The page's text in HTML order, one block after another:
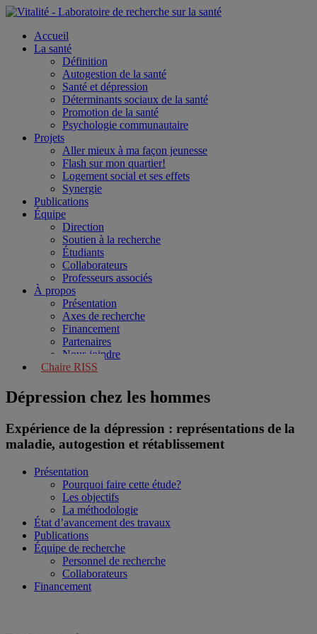
Accueil
La santé
Définition
Autogestion de la santé
Santé et dépression
Déterminants sociaux de la santé
Promotion de la santé
Psychologie communautaire
Projets
Aller mieux à ma façon jeunesse
Flash sur mon quartier!
Logement social et ses effets
Synergie
Publications
Équipe
Direction
Soutien à la recherche
Étudiants
Collaborateurs
Professeurs associés
À propos
Présentation
Axes de recherche
Financement
Partenaires
Nous joindre
Chaire RISS
Dépression chez les hommes
Expérience de la dépression : représentations de la
maladie, autogestion et rétablissement
Présentation
Pourquoi faire cette étude?
Les objectifs
La méthodologie
État d’avancement des travaux
Publications
Équipe de recherche
Personnel de recherche
Collaborateurs
Financement